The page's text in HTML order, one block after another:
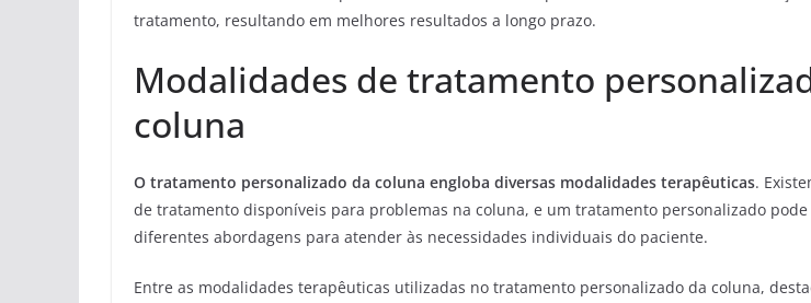
tratamento, resultando em melhores resultados a longo prazo.
Modalidades de tratamento
coluna
O tratamento personalizado da coluna engloba diversas modalidades terapêuticas.
de tratamento disponíveis para problemas na coluna, e um tratamento personalizado
diferentes abordagens para atender às necessidades individuais do paciente.
Entre as modalidades terapêuticas utilizadas no tratamento personalizado da coluna,